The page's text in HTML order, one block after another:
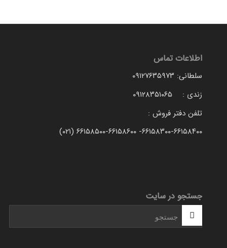
اطلاعات تماس
سلطانی: ۰۹۱۲۷۶۳۵۹۷۳
زندی : ۰۹۱۲۸۳۵۱۰۶۵
تلفن دفتر فروش :
۶۶۱۵۸۳۰۰-۶۶۱۵۸۴۰۰- ۶۶۱۵۸۵۰۰-۶۶۱۵۸۶۰۰ (۰۲۱)
جستجو در سایت